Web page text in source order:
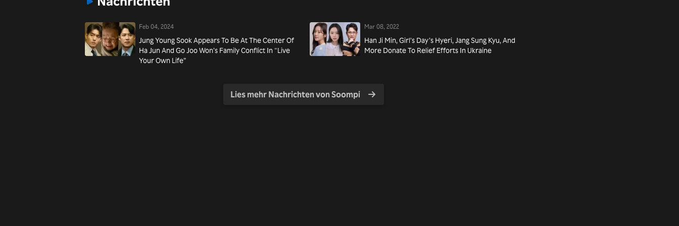
Feb 04, 2024
Jung Young Sook Appears To Be At The Center Of
Ha Jun And Go Joo Won’s Family Conflict In “Live
Your Own Life”
Mar 08, 2022
Han Ji Min, Girl’s Day’s Hyeri, Jang Sung Kyu, And
More Donate To Relief Efforts In Ukraine
Lies mehr Nachrichten von Soompi